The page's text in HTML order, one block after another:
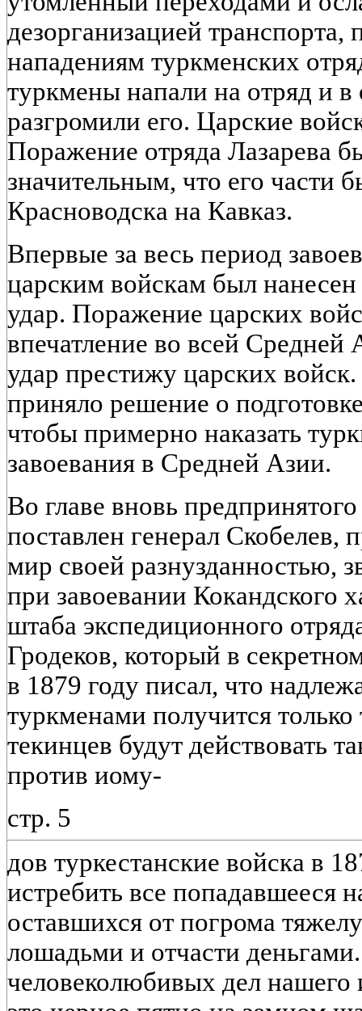
дезорганизацией
нападениям туркменских
туркмены напали на отряд и
разгромили его. Царские
Поражение отряда Лазарева
значительным, что его части
Красноводска на Кавказ.
Впервые за весь период
царским войскам был
удар. Поражение царских
впечатление во всей
удар престижу царских
приняло решение о
чтобы примерно наказать
завоевания в Средней Азии.
Во главе вновь
поставлен генерал Скобелев,
мир своей разнузданностью,
при завоевании Кокандского
штаба экспедиционного
Гродеков, который в
в 1879 году писал, что
туркменами получится только
текинцев будут действовать
против иому-
стр. 5
дов туркестанские войска в
истребить все попадавшееся
оставшихся от погрома
лошадьми и отчасти
человеколюбивых дел